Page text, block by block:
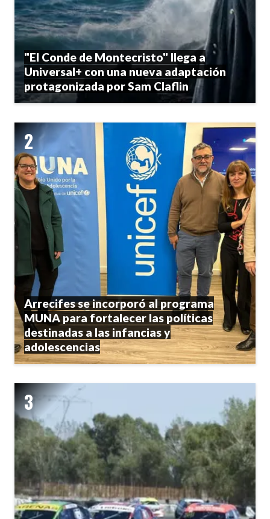
"El Conde de Montecristo" llega a
Universal+ con una nueva adaptación
protagonizada por Sam Claflin
Arrecifes se incorporó al programa
MUNA para fortalecer las políticas
destinadas a las infancias y
adolescencias